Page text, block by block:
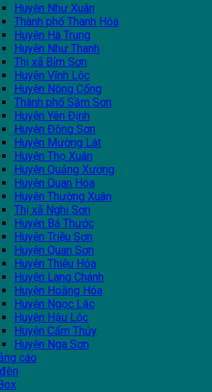
Huyện Như Xuân
Thành phố Thanh Hóa
Huyện Hà Trung
Huyện Như Thanh
Thị xã Bỉm Sơn
Huyện Vĩnh Lộc
Huyện Nông Cống
Thành phố Sầm Sơn
Huyện Yên Định
Huyện Đông Sơn
Huyện Mường Lát
Huyện Thọ Xuân
Huyện Quảng Xương
Huyện Quan Hóa
Huyện Thường Xuân
Thị xã Nghi Sơn
Huyện Bá Thước
Huyện Triệu Sơn
Huyện Quan Sơn
Huyện Thiệu Hóa
Huyện Lang Chánh
Huyện Hoằng Hóa
Huyện Ngọc Lặc
Huyện Hậu Lộc
Huyện Cẩm Thủy
Huyện Nga Sơn
cáo